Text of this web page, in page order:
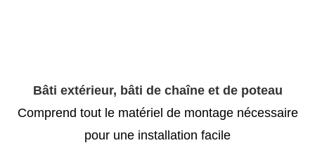
Bâti extérieur, bâti de chaîne et de poteau
Comprend tout le matériel de montage nécessaire
pour une installation facile